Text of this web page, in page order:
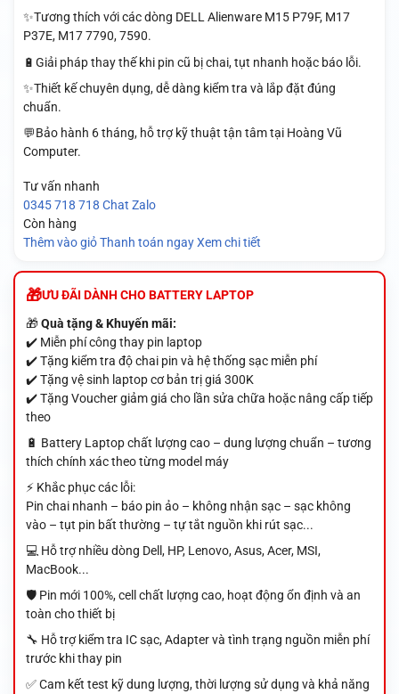
✨Tương thích với các dòng DELL Alienware M15 P79F, M17
P37E, M17 7790, 7590.
🔋Giải pháp thay thế khi pin cũ bị chai, tụt nhanh hoặc báo lỗi.
✨Thiết kế chuyên dụng, dễ dàng kiểm tra và lắp đặt đúng
chuẩn.
💬Bảo hành 6 tháng, hỗ trợ kỹ thuật tận tâm tại Hoàng Vũ
Computer.
Tư vấn nhanh
0345 718 718 Chat Zalo
Còn hàng
Thêm vào giỏ Thanh toán ngay Xem chi tiết
ƯU ĐÃI DÀNH CHO BATTERY LAPTOP
🎁Quà tặng & Khuyến mãi:
✔️ Miễn phí công thay pin laptop
✔️ Tặng kiểm tra độ chai pin và hệ thống sạc miễn phí
✔️ Tặng vệ sinh laptop cơ bản trị giá 300K
✔️ Tặng Voucher giảm giá cho lần sửa chữa hoặc nâng cấp tiếp
theo
🔋 Battery Laptop chất lượng cao – dung lượng chuẩn – tương
thích chính xác theo từng model máy
⚡ Khắc phục các lỗi:
Pin chai nhanh – báo pin ảo – không nhận sạc – sạc không
vào – tụt pin bất thường – tự tắt nguồn khi rút sạc...
💻 Hỗ trợ nhiều dòng Dell, HP, Lenovo, Asus, Acer, MSI,
MacBook...
🛡️ Pin mới 100%, cell chất lượng cao, hoạt động ổn định và an
toàn cho thiết bị
🔧 Hỗ trợ kiểm tra IC sạc, Adapter và tình trạng nguồn miễn phí
trước khi thay pin
✅ Cam kết test kỹ dung lượng, thời lượng sử dụng và khả năng